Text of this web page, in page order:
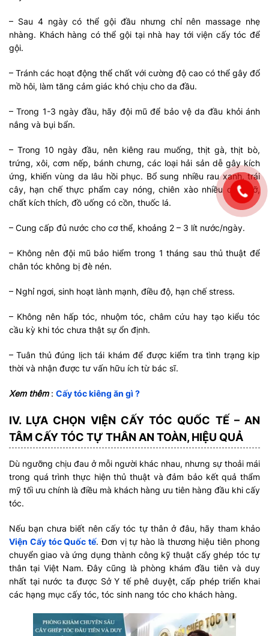
– Sau 4 ngày có thể gội đầu nhưng chỉ nên massage nhẹ
nhàng. Khách hàng có thể gội tại nhà hay tới viện cấy tóc để
gội.
– Tránh các hoạt động thể chất với cường độ cao có thể gây đổ
mồ hôi, làm tăng cảm giác khó chịu cho da đầu.
– Trong 1-3 ngày đầu, hãy đội mũ để bảo vệ da đầu khỏi ánh
nắng và bụi bẩn.
– Trong 10 ngày đầu, nên kiêng rau muống, thịt gà, thịt bò,
trứng, xôi, cơm nếp, bánh chưng, các loại hải sản dễ gây kích
ứng, khiến vùng da lâu hồi phục. Bổ sung nhiều rau xanh, trái
cây, hạn chế thực phẩm cay nóng, chiên xào nhiều dầu mỡ,
chất kích thích, đồ uống có cồn, thuốc lá.
– Cung cấp đủ nước cho cơ thể, khoảng 2 – 3 lít nước/ngày.
– Không nên đội mũ bảo hiểm trong 1 tháng sau thủ thuật để
chân tóc không bị đè nén.
– Nghỉ ngơi, sinh hoạt lành mạnh, điều độ, hạn chế stress.
– Không nên hấp tóc, nhuộm tóc, châm cứu hay tạo kiểu tóc
cầu kỳ khi tóc chưa thật sự ổn định.
– Tuân thủ đúng lịch tái khám để được kiểm tra tình trạng kịp
thời và nhận được tư vấn hữu ích từ bác sĩ.
Xem thêm: Cấy tóc kiêng ăn gì ?
IV. LỰA CHỌN VIỆN CẤY TÓC QUỐC TẾ – AN
TÂM CẤY TÓC TỰ THÂN AN TOÀN, HIỆU QUẢ
Dù ngưỡng chịu đau ở mỗi người khác nhau, nhưng sự thoải mái
trong quá trình thực hiện thủ thuật và đảm bảo kết quả thẩm
mỹ tối ưu chính là điều mà khách hàng ưu tiên hàng đầu khi cấy
tóc.
Nếu bạn chưa biết nên cấy tóc tự thân ở đâu, hãy tham khảo
Viện Cấy tóc Quốc tế. Đơn vị tự hào là thương hiệu tiên phong
chuyển giao và ứng dụng thành công kỹ thuật cấy ghép tóc tự
thân tại Việt Nam. Đây cũng là phòng khám đầu tiên và duy
nhất tại nước ta được Sở Y tế phê duyệt, cấp phép triển khai
các hạng mục cấy tóc, tóc sinh nang tóc cho khách hàng.